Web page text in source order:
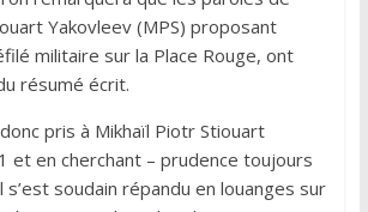
Yakovleev (MPS) proposant
militaire sur la Place Rouge, ont
résumé écrit.
pris à Mikhaïl Piotr Stiouart
et en cherchant – prudence toujours
soudain répandu en louanges sur